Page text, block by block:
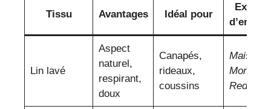
Tissu Avantages Idéal pour
Lin lavé
Aspect
naturel,
respirant,
doux
Canapés,
rideaux,
coussins
Maisons
Monde
Redoute